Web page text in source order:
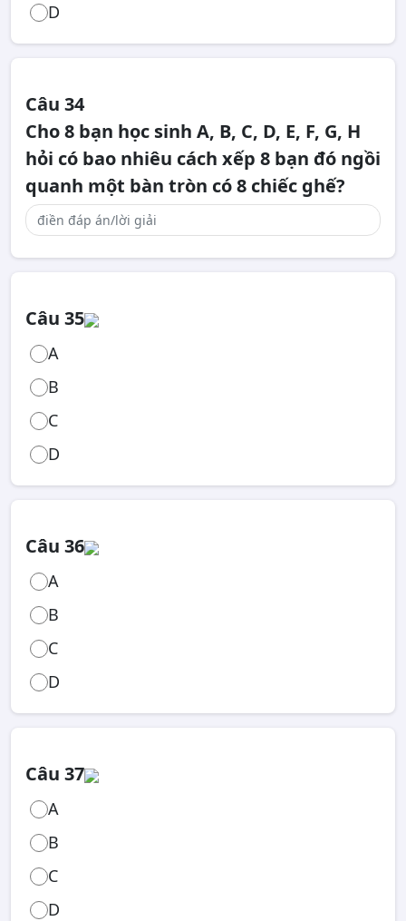
D
Câu 34
Cho 8 bạn học sinh A, B, C, D, E, F, G, H
hỏi có bao nhiêu cách xếp 8 bạn đó ngồi
quanh một bàn tròn có 8 chiếc ghế?
Câu 35
A
B
C
D
Câu 36
A
B
C
D
Câu 37
A
B
C
D